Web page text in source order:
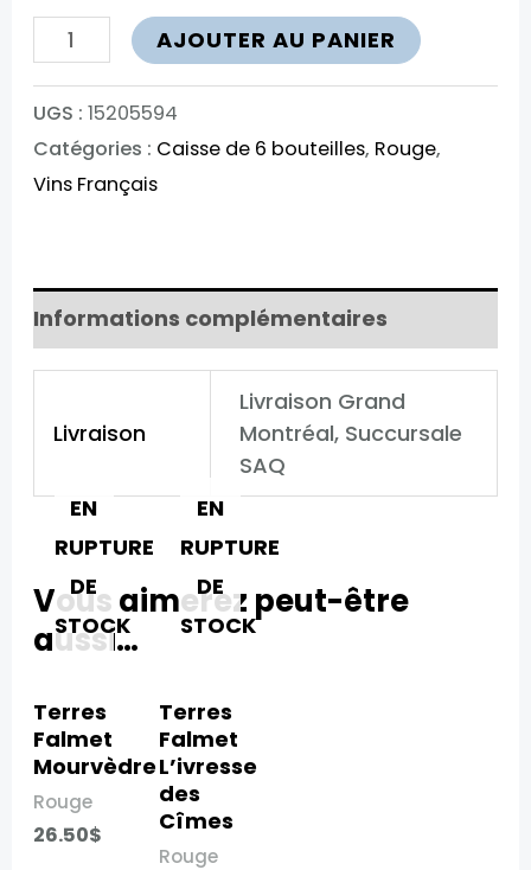
quantité
Terres
Falmet
Carignan​
AJOUTER AU PANIER
UGS : 15205594
Catégories : Caisse de 6 bouteilles, Rouge,
Vins Français
Informations complémentaires
Livraison
Livraison Grand
Montréal, Succursale
SAQ
Vous aimerez peut-être
aussi…
EN
RUPTURE
DE
STOCK
Terres
Falmet
Mourvèdre​
Rouge
26.50$
EN
RUPTURE
DE
STOCK
Terres
Falmet
L’ivresse
des
Cîmes​
Rouge